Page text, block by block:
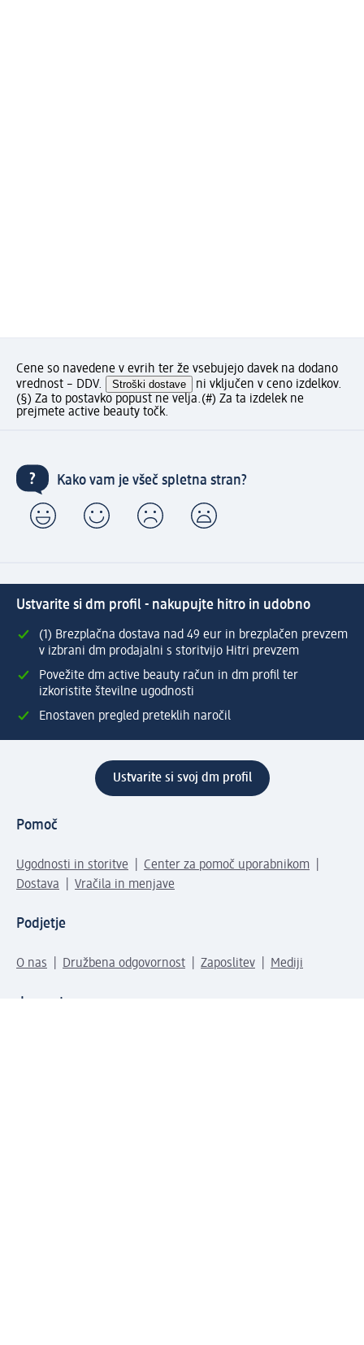
Cene so navedene v evrih ter že vsebujejo davek na dodano
vrednost – DDV.
Stroški dostave
ni vključen v ceno izdelkov.
(§) Za to postavko popust ne velja.(#) Za ta izdelek ne
prejmete active beauty točk.
Kako vam je všeč spletna stran?
Ustvarite si dm profil - nakupujte hitro in udobno
(1) Brezplačna dostava nad 49 eur in brezplačen prevzem
v izbrani dm prodajalni s storitvijo Hitri prevzem
Povežite dm active beauty račun in dm profil ter
izkoristite številne ugodnosti
Enostaven pregled preteklih naročil
Ustvarite si svoj dm profil
Pomoč
Ugodnosti in storitve
Center za pomoč uporabnikom
Dostava
Vračila in menjave
Podjetje
O nas Družbena odgovornost Zaposlitev Mediji
dm svet